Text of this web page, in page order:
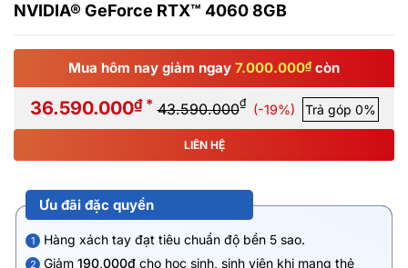
NVIDIA® GeForce RTX™ 4060 8GB
Mua hôm nay giảm ngay 7.000.000₫ còn
36.590.000₫ * 43.590.000₫ (-19%) Trả góp 0%
LIÊN HỆ
Ưu đãi đặc quyền
1 Hàng xách tay đạt tiêu chuẩn độ bền 5 sao.
2 Giảm 190,000₫ cho học sinh, sinh viên khi mang thẻ